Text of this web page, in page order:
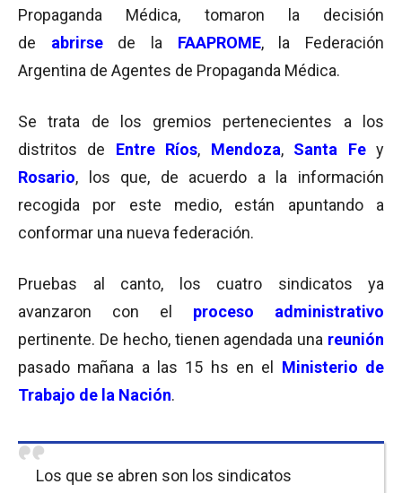
Propaganda Médica, tomaron la decisión
de abrirsede la FAAPROME, la Federación
Argentina de Agentes de Propaganda Médica.
Se trata de los gremios pertenecientes a los
distritos de Entre Ríos, Mendoza,Santa Fey
Rosario, los que, de acuerdo a la información
recogida por este medio, están apuntando a
conformar una nueva federación.
Pruebas al canto, los cuatro sindicatos ya
avanzaron con el proceso administrativo
pertinente. De hecho, tienen agendada una reunión
pasado mañana a las 15 hs en el Ministerio de
Trabajo de la Nación.
Los que se abren son los sindicatos